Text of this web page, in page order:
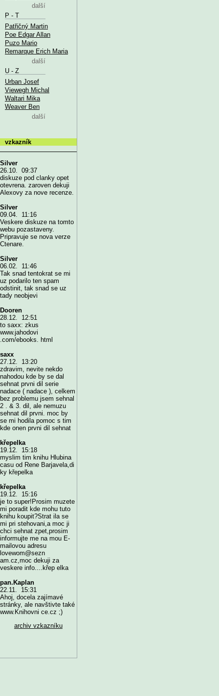
další
P - T
Patřičný Martin
Poe Edgar Allan
Puzo Mario
Remarque Erich Maria
další
U - Z
Urban Josef
Viewegh Michal
Waltari Mika
Weaver Ben
další
vzkazník
Silver
26.10. 09:37
diskuze pod clanky opet
otevrena. zaroven dekuji
Alexovy za nove recenze.
Silver
09.04. 11:16
Veskere diskuze na tomto
webu pozastaveny.
Pripravuje se nova verze
Ctenare.
Silver
06.02. 11:46
Tak snad tentokrat se mi
uz podarilo ten spam
odstinit, tak snad se uz
tady neobjevi
Dooren
28.12. 12:51
to saxx: zkus
www.jahodovi
.com/ebooks. html
saxx
27.12. 13:20
zdravim, nevite nekdo
nahodou kde by se dal
sehnat prvni dil serie
nadace ( nadace ), celkem
bez problemu jsem sehnal
2 . & 3. dil, ale nemuzu
sehnat dil prvni. moc by
se mi hodila pomoc s tim
kde onen prvni dil sehnat
křepelka
19.12. 15:18
myslim tim knihu Hlubina
casu od Rene Barjavela,di
ky křepelka
křepelka
19.12. 15:16
je to super!Prosim muzete
mi poradit kde mohu tuto
knihu koupit?Strat ila se
mi pri stehovani,a moc ji
chci sehnat zpet,prosim
informujte me na mou E-
mailovou adresu
lovewom@sezn
am.cz,moc dekuji za
veskere info....křep elka
pan.Kaplan
22.11. 15:31
Ahoj, docela zajímavé
stránky, ale navštivte také
www.Knihovni ce.cz ;)
archiv vzkazníku